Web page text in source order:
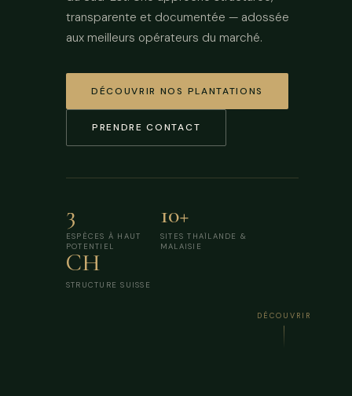
transparente et documentée — adossée
aux meilleurs opérateurs du marché.
DÉCOUVRIR NOS PLANTATIONS
PRENDRE CONTACT
3
ESPÈCES À HAUT
POTENTIEL
10+
SITES THAÏLANDE &
MALAISIE
CH
STRUCTURE SUISSE
DÉCOUVRIR